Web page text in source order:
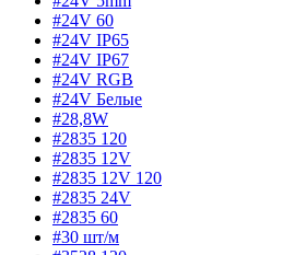
#24V 60
#24V IP65
#24V IP67
#24V RGB
#24V Белые
#28,8W
#2835 120
#2835 12V
#2835 12V 120
#2835 24V
#2835 60
#30 шт/м